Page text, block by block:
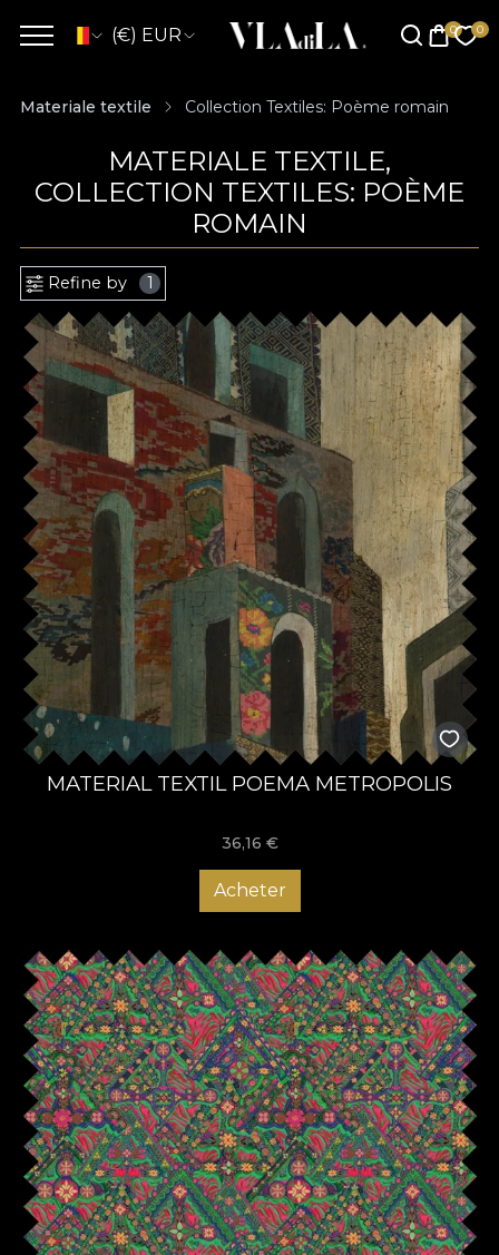
(€) EUR
Materiale textile Collection Textiles: Poème romain
MATERIALE TEXTILE,
COLLECTION TEXTILES: POÈME
ROMAIN
Refine by 1
MATERIAL TEXTIL POEMA METROPOLIS
36,16 €
Acheter